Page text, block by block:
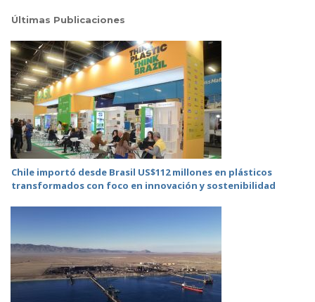
Últimas Publicaciones
Chile importó desde Brasil US$112 millones en plásticos
transformados con foco en innovación y sostenibilidad